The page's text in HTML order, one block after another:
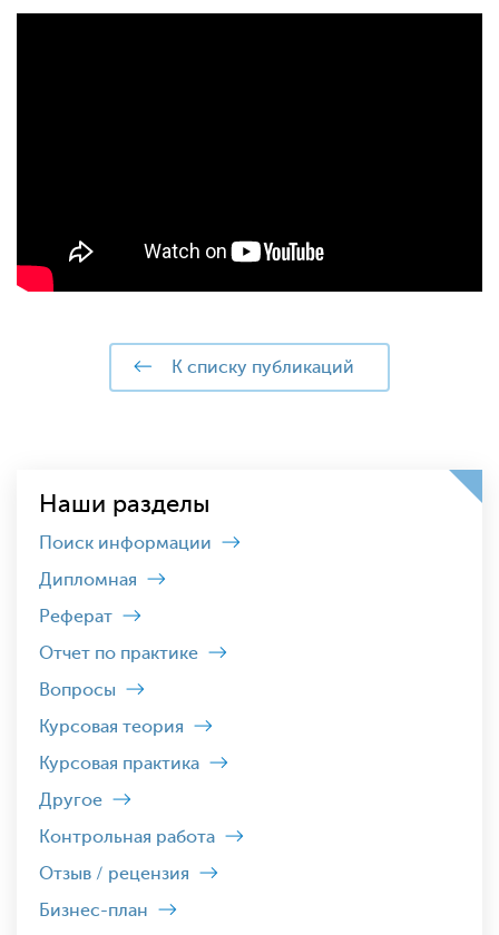
к списку публикаций
Наши разделы
Поиск информации
Дипломная
Реферат
Отчет по практике
Вопросы
Курсовая теория
Курсовая практика
Другое
Контрольная работа
Отзыв / рецензия
Бизнес-план